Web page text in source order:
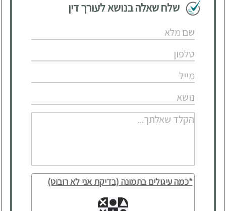
שלח שאלה בנושא לעורך דין
*כמה עיגולים בתמונה (בדיקת אני לא רובוט)